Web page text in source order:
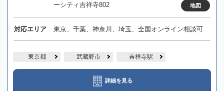
ーシティ吉祥寺802
地図
対応エリア 東京、千葉、神奈川、埼玉、全国オンライン相談可
東京都 武蔵野市 吉祥寺駅
詳細を見る